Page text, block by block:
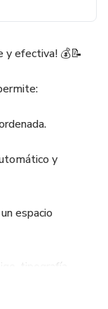
y efectiva! 💰📝
y
espacio
tipografía